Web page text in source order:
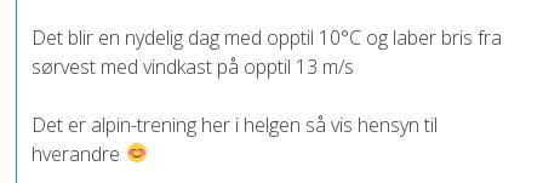
Det blir en nydelig dag med opptil 10°C og laber bris fra
sørvest med vindkast på opptil 13 m/s
Det er alpin-trening her i helgen så vis hensyn til
hverandre